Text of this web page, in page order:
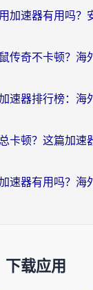
下载应用